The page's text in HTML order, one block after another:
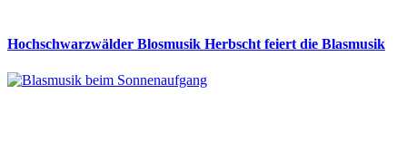
Hochschwarzwälder Blosmusik Herbscht feiert die Blasmusik